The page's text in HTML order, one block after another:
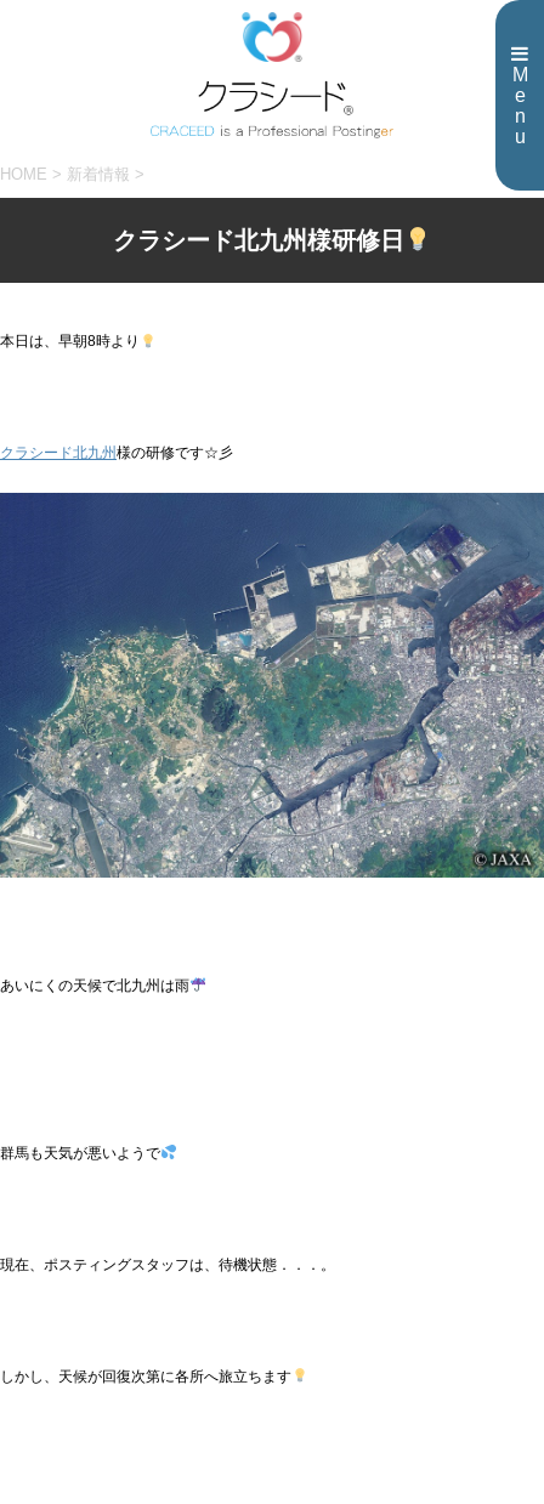
M
e
n
u
HOME > 新着情報 >
クラシード北九州様研修日
本日は、早朝8時より
クラシード北九州様の研修です☆彡
あいにくの天候で北九州は雨
群馬も天気が悪いようで
現在、ポスティングスタッフは、待機状態．．．。
しかし、天候が回復次第に各所へ旅立ちます